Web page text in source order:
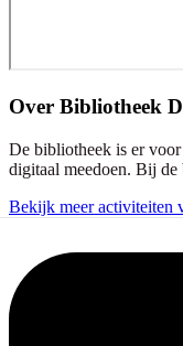
Over Bibliotheek
De bibliotheek is er
digitaal meedoen. Bij
Bekijk meer activiteiten